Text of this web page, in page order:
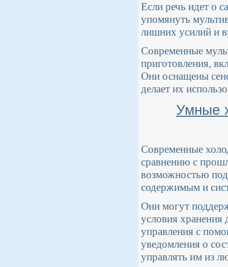
Если речь идет о
упомянуть
лишних усилий и
Современные
приготовления,
Они оснащены
делает их
Умные
Современные
сравнению с
возможностью
содержимым и
Они могут
условия хранения
управления с
уведомления о
управлять им из